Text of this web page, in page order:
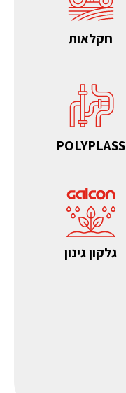
חקלאות
POLYPLASS
גלקון גינון